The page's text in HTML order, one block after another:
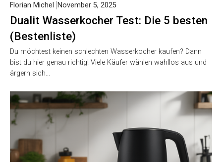
Dualit Wasserkocher Test: Die 5 besten
(Bestenliste)
Florian Michel November 5, 2025
Du möchtest keinen schlechten Wasserkocher kaufen? Dann
bist du hier genau richtig! Viele Käufer wählen wahllos aus und
ärgern sich…